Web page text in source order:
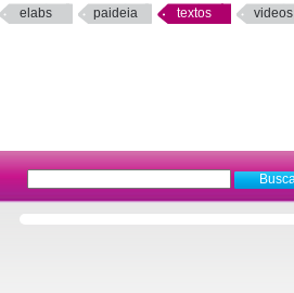
elabs paideia textos videos